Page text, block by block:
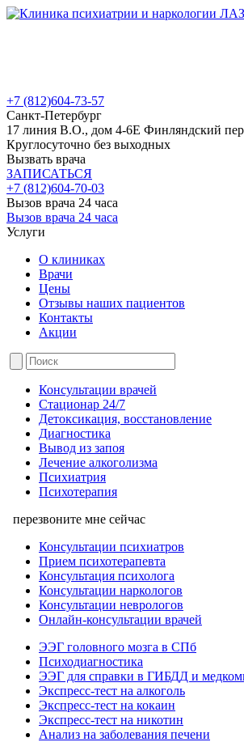
+7 (812)604-73-57
Санкт-Петербург
17 линия В.О., дом 4-6Е Финляндский
Круглосуточно без выходных
Вызвать врача
ЗАПИСАТЬСЯ
+7 (812)604-70-03
Вызов врача 24 часа
Вызов врача 24 часа
Услуги
О клиниках
Врачи
Цены
Отзывы наших пациентов
Контакты
Акции
Консультации врачей
Стационар 24/7
Детоксикация, восстановление
Диагностика
Вывод из запоя
Лечение алкоголизма
Психиатрия
Психотерапия
перезвоните мне сейчас
Консультации психиатров
Прием психотерапевта
Консультация психолога
Консультации наркологов
Консультации неврологов
Онлайн-консультации врачей
ЭЭГ головного мозга в СПб
Психодиагностика
ЭЭГ для справки в ГИБДД и
Экспресс-тест на алкоголь
Экспресс-тест на кокаин
Экспресс-тест на никотин
Анализ на заболевания печени